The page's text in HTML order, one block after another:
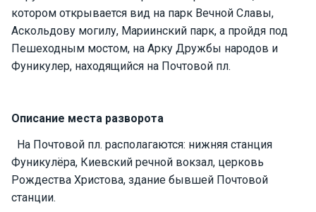
котором открывается вид на парк Вечной Славы,
Аскольдову могилу, Мариинский парк, а пройдя под
Пешеходным мостом, на Арку Дружбы народов и
Фуникулер, находящийся на Почтовой пл.
Описание места разворота
На Почтовой пл. располагаются: нижняя станция
Фуникулёра, Киевский речной вокзал, церковь
Рождества Христова, здание бывшей Почтовой
станции.
х
т
ы
о
р
н
ы
е